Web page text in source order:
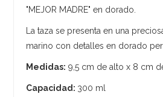
"MEJOR MADRE" en dorado.
La taza se presenta en una
marino con detalles en dorado
Medidas: 9,5 cm de alto x 8 cm
Capacidad: 300 ml